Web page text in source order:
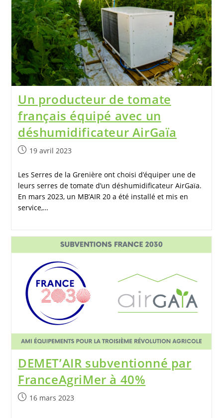
Un producteur de tomate
français équipé avec un
déshumidificateur AirGaïa
19 avril 2023
Les Serres de la Grenière ont choisi d’équiper une de
leurs serres de tomate d’un déshumidificateur AirGaïa.
En mars 2023, un MB’AIR 20 a été installé et mis en
service,…
DEMET’AIR subventionné par
FranceAgriMer à 40%
16 mars 2023